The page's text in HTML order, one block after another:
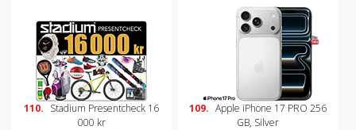
110. Stadium Presentcheck 16
000 kr
109. Apple iPhone 17 PRO 256
GB, Silver